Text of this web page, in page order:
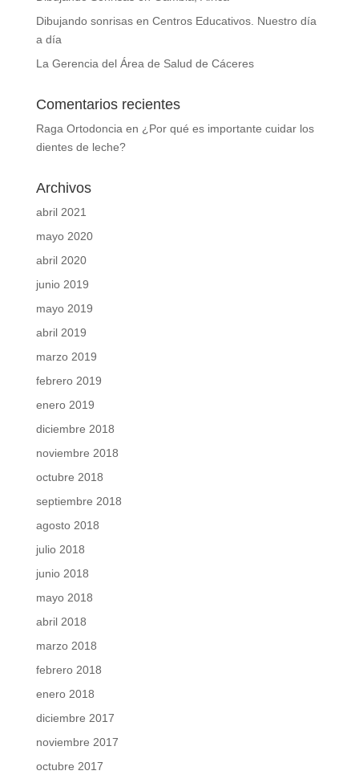
Dibujando sonrisas en Centros Educativos. Nuestro día
a día
La Gerencia del Área de Salud de Cáceres
Comentarios recientes
Raga Ortodonciaen ¿Por qué es importante cuidar los
dientes de leche?
Archivos
abril 2021
mayo 2020
abril 2020
junio 2019
mayo 2019
abril 2019
marzo 2019
febrero 2019
enero 2019
diciembre 2018
noviembre 2018
octubre 2018
septiembre 2018
agosto 2018
julio 2018
junio 2018
mayo 2018
abril 2018
marzo 2018
febrero 2018
enero 2018
diciembre 2017
noviembre 2017
octubre 2017